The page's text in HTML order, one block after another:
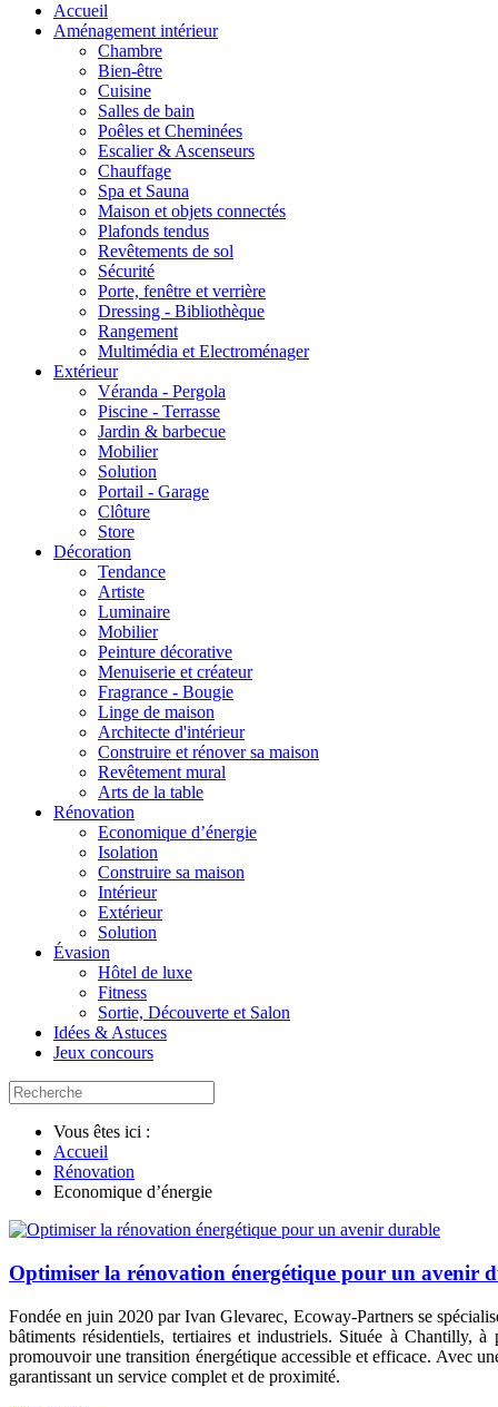
Accueil
Aménagement intérieur
Chambre
Bien-être
Cuisine
Salles de bain
Poêles et Cheminées
Escalier & Ascenseurs
Chauffage
Spa et Sauna
Maison et objets connectés
Plafonds tendus
Revêtements de sol
Sécurité
Porte, fenêtre et verrière
Dressing - Bibliothèque
Rangement
Multimédia et Electroménager
Extérieur
Véranda - Pergola
Piscine - Terrasse
Jardin & barbecue
Mobilier
Solution
Portail - Garage
Clôture
Store
Décoration
Tendance
Artiste
Luminaire
Mobilier
Peinture décorative
Menuiserie et créateur
Fragrance - Bougie
Linge de maison
Architecte d'intérieur
Construire et rénover sa maison
Revêtement mural
Arts de la table
Rénovation
Economique d’énergie
Isolation
Construire sa maison
Intérieur
Extérieur
Solution
Évasion
Hôtel de luxe
Fitness
Sortie, Découverte et Salon
Idées & Astuces
Jeux concours
Vous êtes ici :
Accueil
Rénovation
Economique d’énergie
Optimiser la rénovation énergétique pour un avenir
Fondée en juin 2020 par Ivan Glevarec, Ecoway-Partners se
bâtiments résidentiels, tertiaires et industriels. Située à
promouvoir une transition énergétique accessible et efficace. Avec
garantissant un service complet et de proximité.